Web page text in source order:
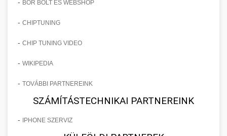
- BOR BOLT ÉS WEBSHOP
- CHIPTUNING
- CHIP TUNING VIDEO
- WIKIPEDIA
- TOVÁBBI PARTNEREINK
SZÁMÍTÁSTECHNIKAI PARTNEREINK
- IPHONE SZERVIZ